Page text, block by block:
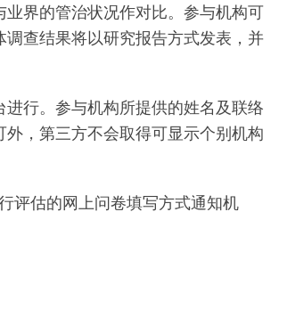
业界的管治状况作对比。参与机构可
查结果将以研究报告方式发表，并
进行。参与机构所提供的姓名及联络
外，第三方不会取得可显示个别机构
评估的网上问卷填写方式通知机